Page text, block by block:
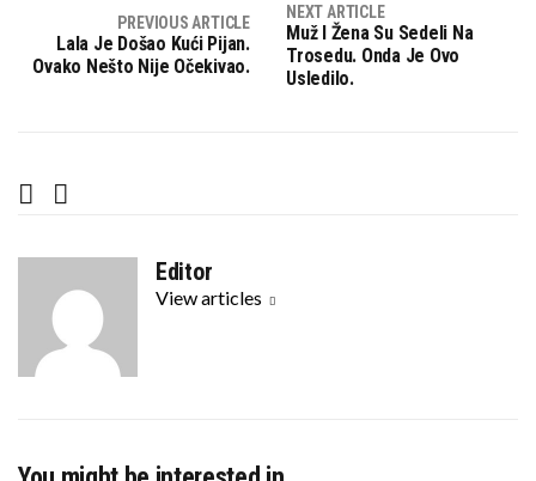
PREVIOUS ARTICLE
Lala Je Došao Kući Pijan.
Ovako Nešto Nije Očekivao.
NEXT ARTICLE
Muž I Žena Su Sedeli Na
Trosedu. Onda Je Ovo
Usledilo.
F
c
o
T
i
t
t
e
Editor
View articles